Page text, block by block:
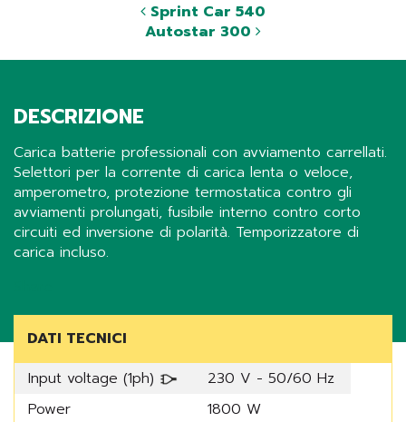
Sprint Car 540
Autostar 300
DESCRIZIONE
Carica batterie professionali con avviamento carrellati.
Selettori per la corrente di carica lenta o veloce,
amperometro, protezione termostatica contro gli
avviamenti prolungati, fusibile interno contro corto
circuiti ed inversione di polarità. Temporizzatore di
carica incluso.
DATI TECNICI
Input voltage (1ph)
230 V - 50/60 Hz
Power
1800 W